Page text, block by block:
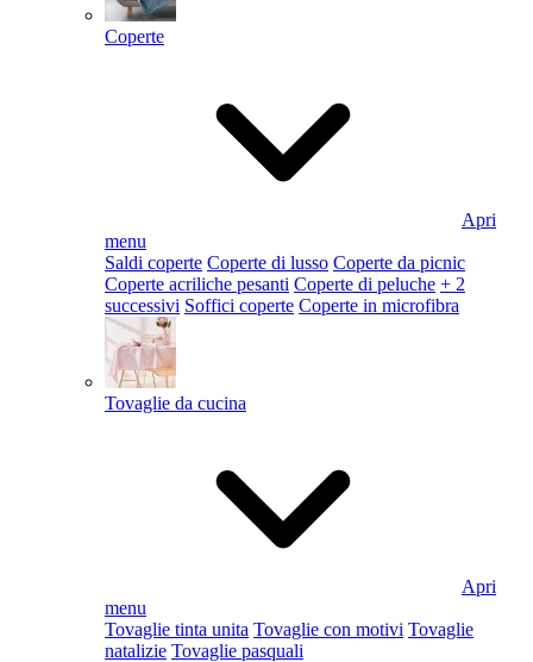
Coperte
Apri
menu
Saldi coperte Coperte di lusso Coperte da picnic
Coperte acriliche pesanti Coperte di peluche + 2
successivi Soffici coperte Coperte in microfibra
Tovaglie da cucina
Apri
menu
Tovaglie tinta unita Tovaglie con motivi Tovaglie
natalizie Tovaglie pasquali